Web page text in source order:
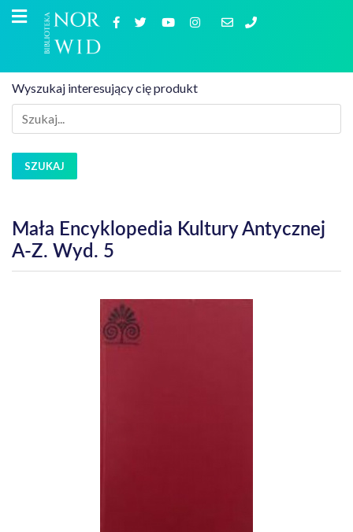
Wyszukaj interesujący cię produkt
SZUKAJ
Mała Encyklopedia Kultury Antycznej
A-Z. Wyd. 5